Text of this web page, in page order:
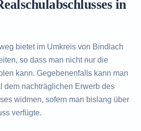
in
bietet im Umkreis von Bindlach
so dass man nicht nur die
kann. Gegebenenfalls kann man
dem nachträglichen Erwerb des
widmen, sofern man bislang über
verfügte.